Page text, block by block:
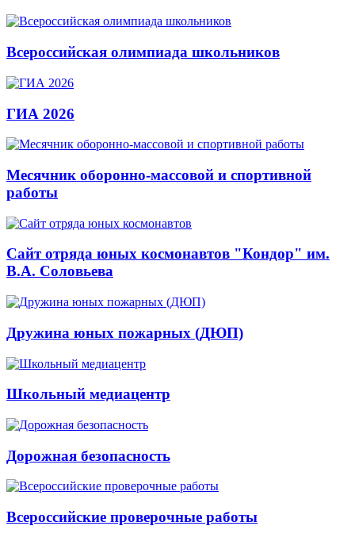
Всероссийская олимпиада школьников
ГИА 2026
Месячник оборонно-массовой и спортивной
работы
Сайт отряда юных космонавтов "Кондор" им.
В.А. Соловьева
Дружина юных пожарных (ДЮП)
Школьный медиацентр
Дорожная безопасность
Всероссийские проверочные работы